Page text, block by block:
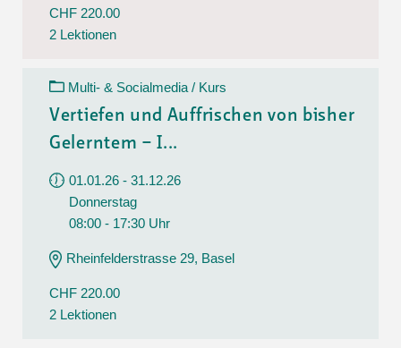
CHF 220.00
2 Lektionen
Multi- & Socialmedia / Kurs
Vertiefen und Auffrischen von bisher
Gelerntem – I...
01.01.26 - 31.12.26
Donnerstag
08:00 - 17:30 Uhr
Rheinfelderstrasse 29, Basel
CHF 220.00
2 Lektionen